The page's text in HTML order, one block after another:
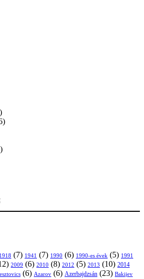
1918 (7) 1941 (7) 1990 (6) 1990-es évek (5) 1991
2009 (6) 2010 (8) 2012 (5) 2013 (10) 2014
(6) Azarov (6) Azerbajdzsán (23) Bakijev